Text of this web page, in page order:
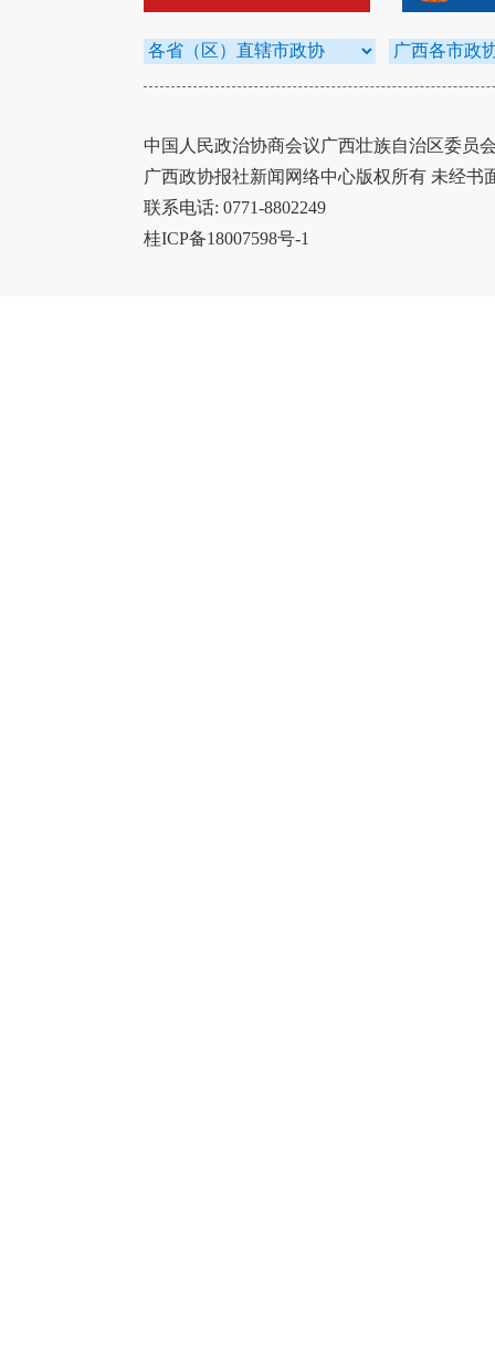
中国人民政治协商会议广西壮族自治区委员
广西政协报社新闻网络中心版权所有 未经书
联系电话: 0771-8802249
桂ICP备18007598号-1